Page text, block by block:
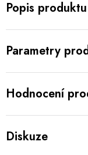
Popis produktu
Parametry
Hodnocení
Diskuze